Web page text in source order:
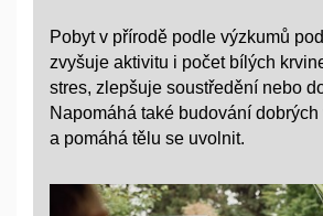
Pobyt v přírodě podle výzkumů
zvyšuje aktivitu i počet bílých
stres, zlepšuje soustředění nebo
Napomáhá také budování dobrých
a pomáhá tělu se uvolnit.